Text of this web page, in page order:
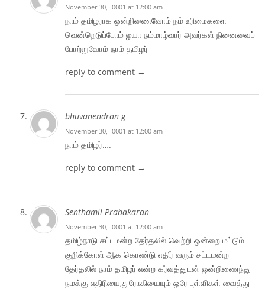
November 30, -0001 at 12:00 am
நாம் தமிழராக ஒன்றிணைவோம் நம் உரிமைகளை
வென்றெடுப்போம் ஐயா நம்மாழ்வார் அவர்கள் நினைவைப்
போற்றுவோம் நாம் தமிழர்
reply to comment →
bhuvanendran g
November 30, -0001 at 12:00 am
நாம் தமிழர்….
reply to comment →
Senthamil Prabakaran
November 30, -0001 at 12:00 am
தமிழ்நாடு சட்டமன்ற தேர்தலில் வெற்றி ஒன்றை மட்டும்
குறிக்கோள் ஆக கொண்டு எதிர் வரும் சட்டமன்ற
தேர்தலில் நாம் தமிழர் என்ற கர்வத்துடன் ஒன்றிணைந்து
நமக்கு எதிரியை,துரோகியையும் ஒரே புள்ளிகள் வைத்து